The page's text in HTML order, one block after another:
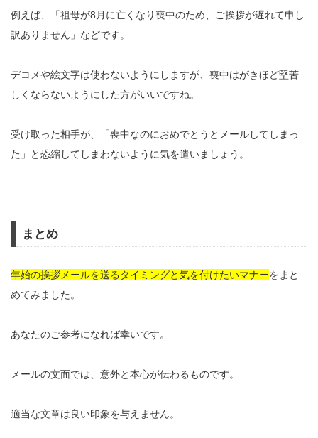
例えば、「祖母が8月に亡くなり喪中のため、ご挨拶が遅れて申し
訳ありません」などです。
デコメや絵文字は使わないようにしますが、喪中はがきほど堅苦
しくならないようにした方がいいですね。
受け取った相手が、「喪中なのにおめでとうとメールしてしまっ
た」と恐縮してしまわないように気を遣いましょう。
まとめ
年始の挨拶メールを送るタイミングと気を付けたいマナーをまと
めてみました。
あなたのご参考になれば幸いです。
メールの文面では、意外と本心が伝わるものです。
適当な文章は良い印象を与えません。